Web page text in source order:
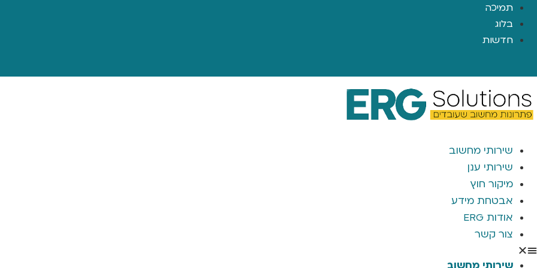
תמיכה
בלוג
חדשות
שירותי מחשוב
שירותי ענן
מיקור חוץ
אבטחת מידע
אודות ERG
צור קשר